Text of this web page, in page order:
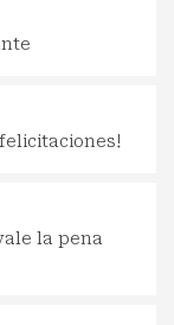
la pena